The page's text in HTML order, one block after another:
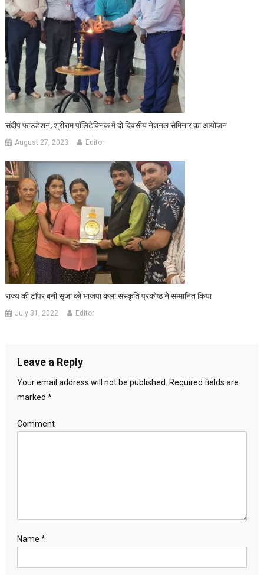
संदीप फाउंडेशन, श्रीराम पॉलिटेक्निक में दो दिवसीय नेशनल सेमिनार का आयोजन
August 27, 2023 Editor
राज्य की टॉपर बनी सृजा को भाजपा कला संस्कृति प्रकोष्ठ ने सम्मानित किया
July 31, 2022 Editor
Leave a Reply
Your email address will not be published. Required fields are
marked *
Comment
Name *